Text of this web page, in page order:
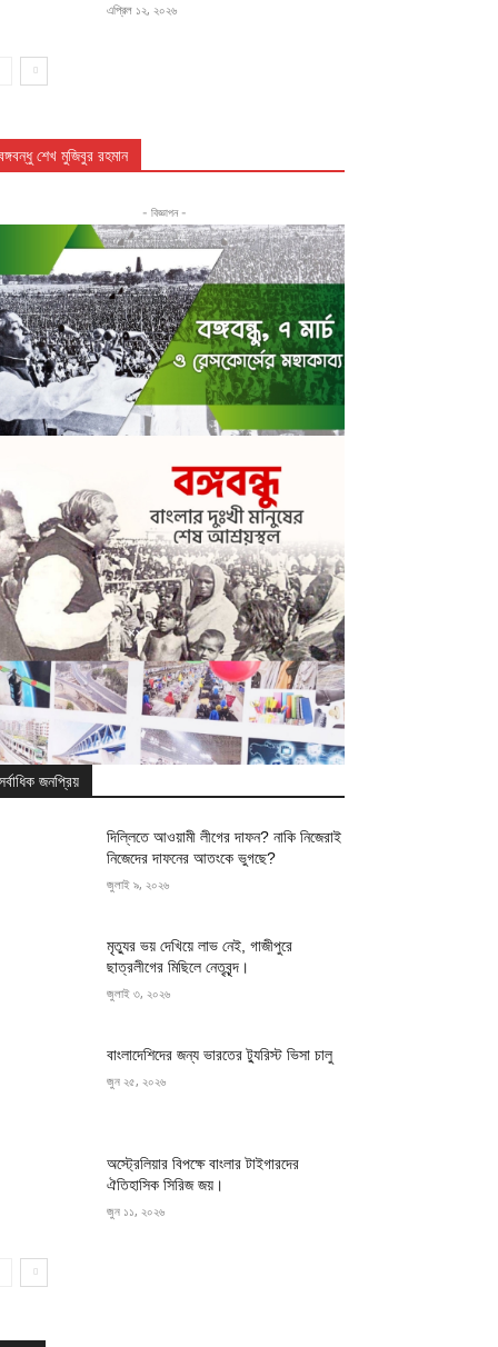
এপ্রিল ১২, ২০২৬
শেখ মুজিবুর রহমান
- বিজ্ঞাপন -
জনপ্রিয়
দিল্লিতে আওয়ামী লীগের দাফন? নাকি নিজেরাই
নিজেদের দাফনের আতংকে ভুগছে?
জুলাই ৯, ২০২৬
মৃত্যুর ভয় দেখিয়ে লাভ নেই, গাজীপুরে
ছাত্রলীগের মিছিলে নেতৃবৃন্দ।
জুলাই ৩, ২০২৬
বাংলাদেশিদের জন্য ভারতের ট্যুরিস্ট ভিসা চালু
জুন ২৫, ২০২৬
অস্ট্রেলিয়ার বিপক্ষে বাংলার টাইগারদের
ঐতিহাসিক সিরিজ জয়।
জুন ১১, ২০২৬